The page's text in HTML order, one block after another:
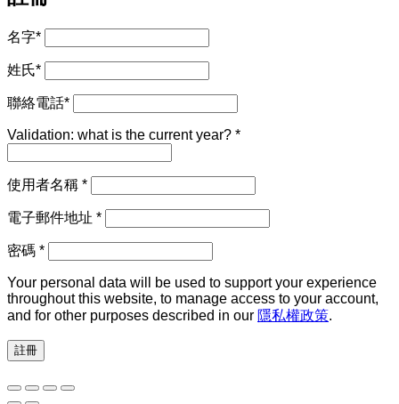
名字*
姓氏*
聯絡電話*
Validation: what is the current year? *
使用者名稱 *必
電子郵件地址 *必
密碼 *必
Your personal data will be used to support your experience
throughout this website, to manage access to your account,
and for other purposes described in our 隱私權政策.
註冊